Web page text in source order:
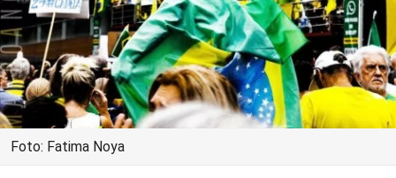
Foto: Fatima Noya